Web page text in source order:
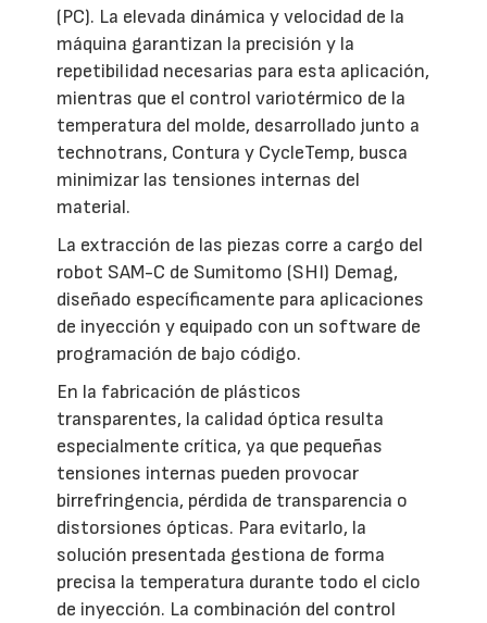
(PC). La elevada dinámica y velocidad de la
máquina garantizan la precisión y la
repetibilidad necesarias para esta aplicación,
mientras que el control variotérmico de la
temperatura del molde, desarrollado junto a
technotrans, Contura y CycleTemp, busca
minimizar las tensiones internas del
material.
La extracción de las piezas corre a cargo del
robot SAM-C de Sumitomo (SHI) Demag,
diseñado específicamente para aplicaciones
de inyección y equipado con un software de
programación de bajo código.
En la fabricación de plásticos
transparentes, la calidad óptica resulta
especialmente crítica, ya que pequeñas
tensiones internas pueden provocar
birrefringencia, pérdida de transparencia o
distorsiones ópticas. Para evitarlo, la
solución presentada gestiona de forma
precisa la temperatura durante todo el ciclo
de inyección. La combinación del control